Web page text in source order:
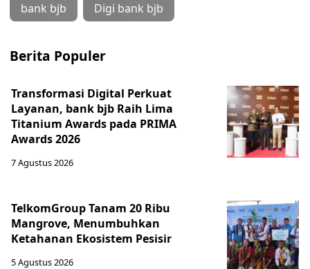
bank bjb Digi bank bjb
Berita Populer
Transformasi Digital Perkuat
Layanan, bank bjb Raih Lima
Titanium Awards pada PRIMA
Awards 2026
7 Agustus 2026
TelkomGroup Tanam 20 Ribu
Mangrove, Menumbuhkan
Ketahanan Ekosistem Pesisir
5 Agustus 2026